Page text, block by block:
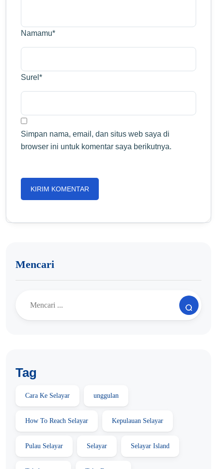
Namamu*
Surel *
Simpan nama, email, dan situs web saya di
browser ini untuk komentar saya berikutnya.
Mencari
Tag
Cara Ke Selayar unggulan
How To Reach Selayar Kepulauan Selayar
Pulau Selayar Selayar Selayar Island